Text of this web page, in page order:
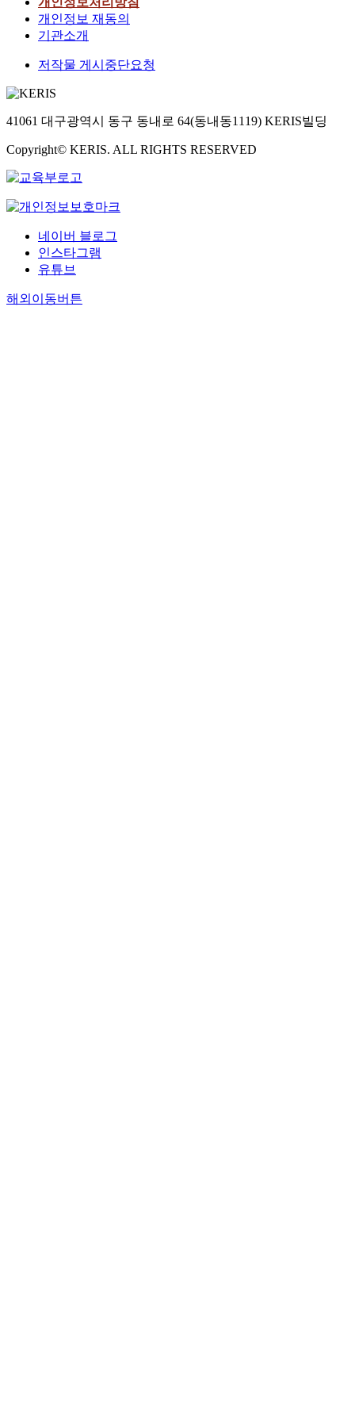
개인정보 재동의
기관소개
저작물 게시중단요청
41061 대구광역시 동구 동내로 64(동내동1119) KERIS빌딩
Copyright© KERIS. ALL RIGHTS RESERVED
네이버 블로그
인스타그램
유튜브
해외이동버튼